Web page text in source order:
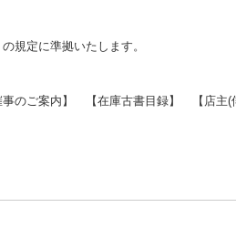
規定に準拠いたします。
のご案内】 【在庫古書目録】 【店主(